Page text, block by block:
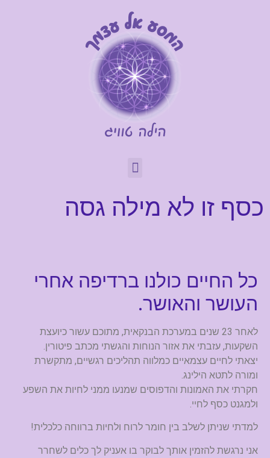
כסף זו לא מילה גסה
כל החיים כולנו ברדיפה אחרי
העושר והאושר.
לאחר 23 שנים במערכת הבנקאית, מתוכם עשור כיועצת
השקעות, עזבתי את אזור הנוחות והגשתי מכתב פיטורין.
יצאתי לחיים עצמאיים כמלווה תהליכים רגשיים, מתקשרת
ומורה לתטא הילינג.
חקרתי את האמונות והדפוסים שמנעו ממני לחיות את השפע
ולמגנט כסף לחיי.
למדתי שניתן לשלב בין חומר לרוח ולחיות ברווחה כלכלית!
אני נרגשת להזמין אותך לבוקר בו אעניק לך כלים לשחרר